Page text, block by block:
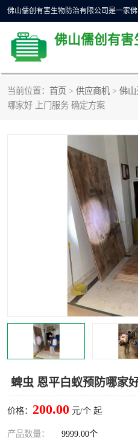
当前位置： 首页 > 供应商机 > 佛山
哪家好 上门服务 确定方案
蜱虫 恩平白蚁预防哪家
价格： 200.00 元/个 起
产品数量： 9999.00个
除四害公司
佛山灭白蚁公司
佛山除四害公司
害虫防治